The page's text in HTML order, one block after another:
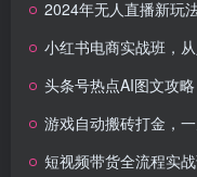
2024年无人直播新玩法7.0，
小红书电商实战班，从入
头条号热点AI图文攻
游戏自动搬砖打金，
短视频带货全流程实战课，场